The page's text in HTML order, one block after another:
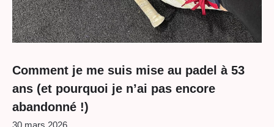
Comment je me suis mise au padel à 53
ans (et pourquoi je n’ai pas encore
abandonné !)
30 mars 2026